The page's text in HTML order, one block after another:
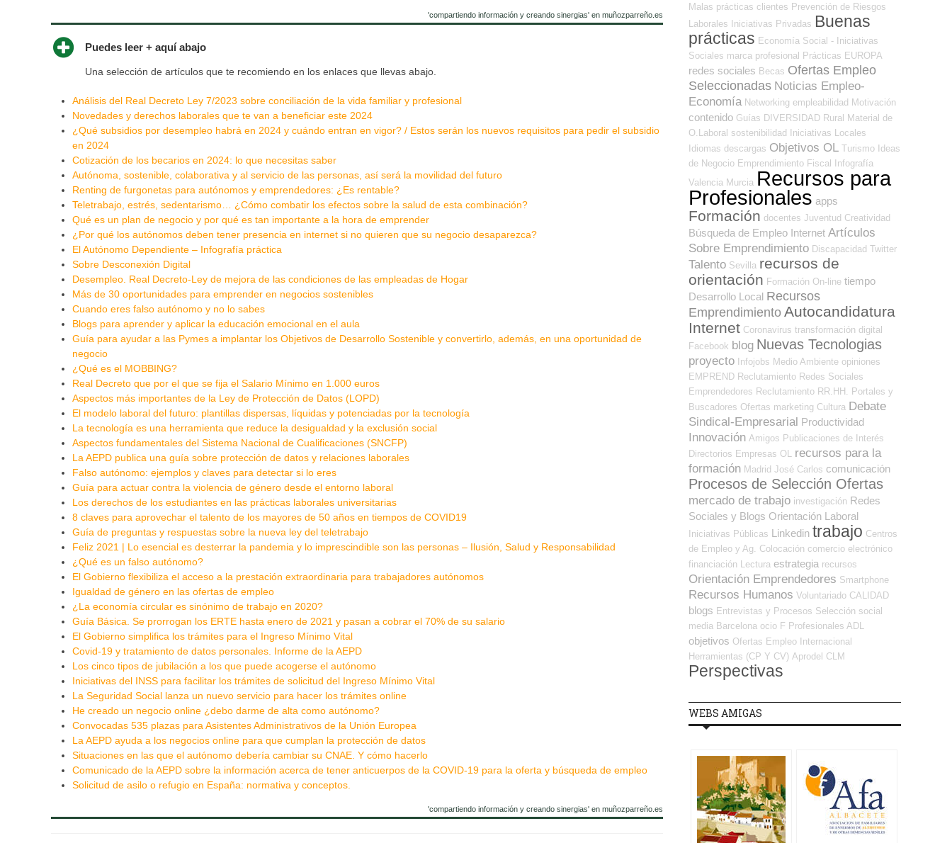
'compartiendo información y creando sinergias' en muñozparreño.es
Puedes leer + aquí abajo
Una selección de artículos que te recomiendo en los enlaces que llevas abajo.
Análisis del Real Decreto Ley 7/2023 sobre conciliación de la vida familiar y profesional
Novedades y derechos laborales que te van a beneficiar este 2024
¿Qué subsidios por desempleo habrá en 2024 y cuándo entran en vigor? / Estos serán los nuevos requisitos para pedir el subsidio
en 2024
Cotización de los becarios en 2024: lo que necesitas saber
Autónoma, sostenible, colaborativa y al servicio de las personas, así será la movilidad del futuro
Renting de furgonetas para autónomos y emprendedores: ¿Es rentable?
Teletrabajo, estrés, sedentarismo… ¿Cómo combatir los efectos sobre la salud de esta combinación?
Qué es un plan de negocio y por qué es tan importante a la hora de emprender
¿Por qué los autónomos deben tener presencia en internet si no quieren que su negocio desaparezca?
El Autónomo Dependiente – Infografía práctica
Sobre Desconexión Digital
Desempleo. Real Decreto-Ley de mejora de las condiciones de las empleadas de Hogar
Más de 30 oportunidades para emprender en negocios sostenibles
Cuando eres falso autónomo y no lo sabes
Blogs para aprender y aplicar la educación emocional en el aula
Guía para ayudar a las Pymes a implantar los Objetivos de Desarrollo Sostenible y convertirlo, además, en una oportunidad de
negocio
¿Qué es el MOBBING?
Real Decreto que por el que se fija el Salario Mínimo en 1.000 euros
Aspectos más importantes de la Ley de Protección de Datos (LOPD)
El modelo laboral del futuro: plantillas dispersas, líquidas y potenciadas por la tecnología
La tecnología es una herramienta que reduce la desigualdad y la exclusión social
Aspectos fundamentales del Sistema Nacional de Cualificaciones (SNCFP)
La AEPD publica una guía sobre protección de datos y relaciones laborales
Falso autónomo: ejemplos y claves para detectar si lo eres
Guía para actuar contra la violencia de género desde el entorno laboral
Los derechos de los estudiantes en las prácticas laborales universitarias
8 claves para aprovechar el talento de los mayores de 50 años en tiempos de COVID19
Guía de preguntas y respuestas sobre la nueva ley del teletrabajo
Feliz 2021 | Lo esencial es desterrar la pandemia y lo imprescindible son las personas – Ilusión, Salud y Responsabilidad
¿Qué es un falso autónomo?
El Gobierno flexibiliza el acceso a la prestación extraordinaria para trabajadores autónomos
Igualdad de género en las ofertas de empleo
¿La economía circular es sinónimo de trabajo en 2020?
Guía Básica. Se prorrogan los ERTE hasta enero de 2021 y pasan a cobrar el 70% de su salario
El Gobierno simplifica los trámites para el Ingreso Mínimo Vital
Covid-19 y tratamiento de datos personales. Informe de la AEPD
Los cinco tipos de jubilación a los que puede acogerse el autónomo
Iniciativas del INSS para facilitar los trámites de solicitud del Ingreso Mínimo Vital
La Seguridad Social lanza un nuevo servicio para hacer los trámites online
He creado un negocio online ¿debo darme de alta como autónomo?
Convocadas 535 plazas para Asistentes Administrativos de la Unión Europea
La AEPD ayuda a los negocios online para que cumplan la protección de datos
Situaciones en las que el autónomo debería cambiar su CNAE. Y cómo hacerlo
Comunicado de la AEPD sobre la información acerca de tener anticuerpos de la COVID-19 para la oferta y búsqueda de empleo
Solicitud de asilo o refugio en España: normativa y conceptos.
'compartiendo información y creando sinergias' en muñozparreño.es
Malas prácticas clientes Prevención de Riesgos
Laborales
Iniciativas Privadas Buenas
prácticas Economía Social - Iniciativas
Sociales marca profesional Prácticas EUROPA
redes sociales Becas Ofertas Empleo
Seleccionadas Noticias Empleo-
Economía Networking empleabilidad Motivación
contenido Guías DIVERSIDAD Rural
Material de
O.Laboral sostenibilidad
Iniciativas Locales
Idiomas descargas Objetivos OL Turismo Ideas
de Negocio Emprendimiento Fiscal
Infografía
Valencia Murcia Recursos para
Profesionales apps
Formación docentes Juventud Creatividad
Búsqueda de Empleo Internet Artículos
Sobre Emprendimiento Discapacidad Twitter
Talento Sevilla recursos de
orientación Formación On-line tiempo
Desarrollo Local Recursos
Emprendimiento Autocandidatura
Internet Coronavirus transformación digital
Facebook blog Nuevas Tecnologias
proyecto Infojobs Medio Ambiente opiniones
EMPREND Reclutamiento Redes Sociales
Emprendedores Reclutamiento RR.HH.
Portales y
Buscadores Ofertas marketing Cultura Debate
Sindical-Empresarial Productividad
Innovación Amigos Publicaciones de Interés
Directorios Empresas OL
recursos para la
formación Madrid José Carlos comunicación
Procesos de Selección Ofertas
mercado de trabajo investigación Redes
Sociales y Blogs Orientación Laboral
Iniciativas Públicas Linkedin trabajo Centros
de Empleo y Ag. Colocación comercio electrónico
financiación
Lectura estrategia recursos
Orientación Emprendedores Smartphone
Recursos Humanos Voluntariado CALIDAD
blogs Entrevistas y Procesos Selección social
media Barcelona ocio F Profesionales ADL
objetivos Ofertas Empleo Internacional
Herramientas (CP Y CV) Aprodel CLM
Perspectivas
WEBS AMIGAS